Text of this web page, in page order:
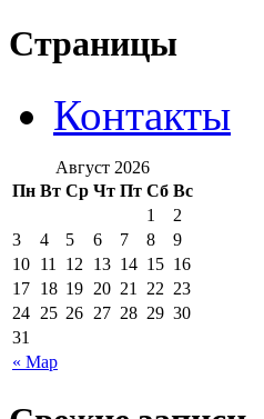
Страницы
Контакты
Август 2026
Пн Вт Ср Чт Пт Сб Вс
« Мар
1
2
3
4 5 6 7 8
9
10 11 12 13 14 15 16
17 18 19 20 21 22 23
24 25 26 27 28 29 30
31